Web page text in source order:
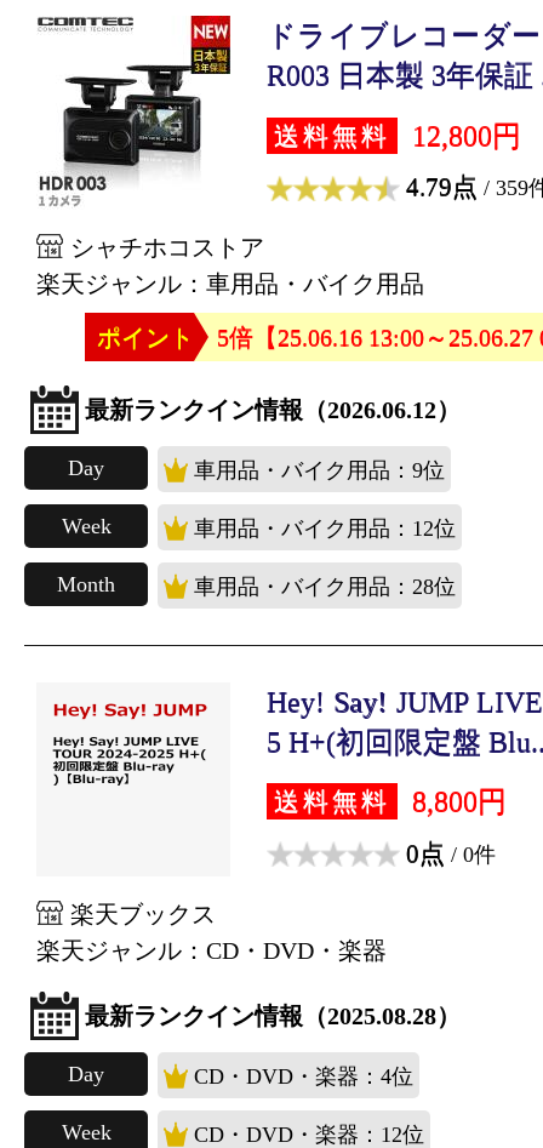
ドライブレコーダ
R003 日本製 3年保証
送料無料 12,800円
4.79点 / 359
シャチホコストア
楽天ジャンル：車用品・バイク用品
ポイント
5倍【25.06.16 13:00～25.06.27
最新ランクイン情報（2026.06.12）
Day 車用品・バイク用品：9位
Week 車用品・バイク用品：12位
Month 車用品・バイク用品：28位
Hey! Say! JUMP
5 H+(初回限定盤
送料無料 8,800円
0点 / 0件
楽天ブックス
楽天ジャンル：CD・DVD・楽器
最新ランクイン情報（2025.08.28）
Day CD・DVD・楽器：4位
Week CD・DVD・楽器：12位